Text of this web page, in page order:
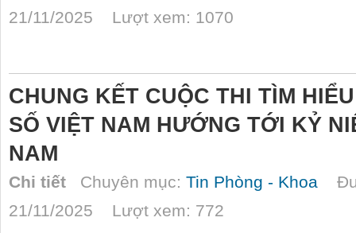
21/11/2025 Lượt xem: 1070
CHUNG KẾT CUỘC THI TÌM
SỐ VIỆT NAM HƯỚNG TỚI KỶ
NAM
Chi tiết Chuyên mục: Tin Phòng - Khoa
21/11/2025 Lượt xem: 772